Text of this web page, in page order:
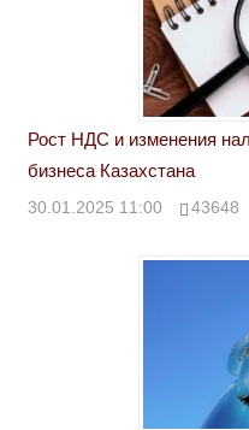
Рост НДС и изменения
бизнеса Казахстана
30.01.2025 11:00 43648